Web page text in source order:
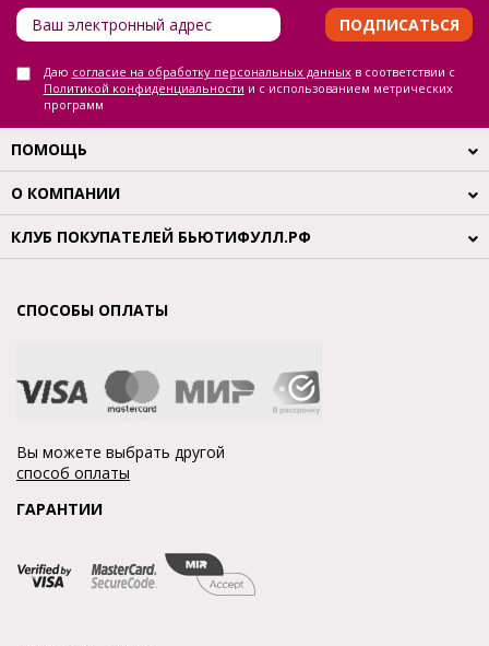
ПОДПИСАТЬСЯ
Даю согласие на обработку персональных данныхв соответствии с
Политикой конфиденциальности и с использованием метрических
программ
ПОМОЩЬ
О КОМПАНИИ
КЛУБ ПОКУПАТЕЛЕЙ БЬЮТИФУЛЛ.РФ
СПОСОБЫ ОПЛАТЫ
Вы можете выбрать другой
способ оплаты
ГАРАНТИИ